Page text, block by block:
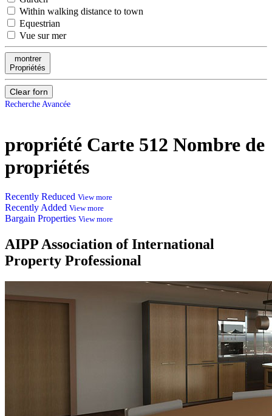
Within walking distance to town
Equestrian
Vue sur mer
montrer
Propriétés
Clear forn
Recherche Avancée
propriété Carte 512 Nombre de
propriétés
479
Recently Reduced View more
Recently Added View more
Bargain Properties View more
AIPP Association of International
Property Professional